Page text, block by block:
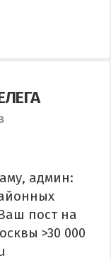
админ:
пост на
>30 000